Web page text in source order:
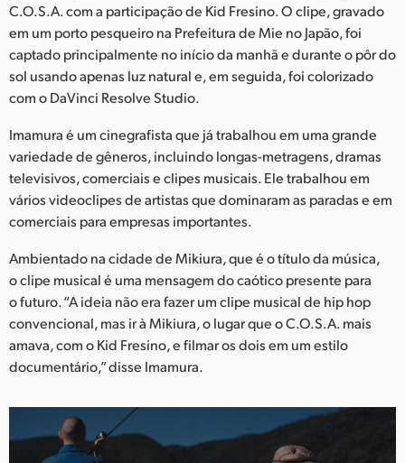
Japan
Korea
Mexico
Malaysia
Netherlands
New Zealand
Norway
Poland
Portugal
Singapore
South Africa
Spain
C.O.S.A. com a participação de Kid Fresino. O clipe, gravado
em um porto pesqueiro na Prefeitura de Mie no Japão, foi
captado principalmente no início da manhã e durante o pôr do
sol usando apenas luz natural e, em seguida, foi colorizado
com o DaVinci Resolve Studio.
Imamura é um cinegrafista que já trabalhou em uma grande
variedade de gêneros, incluindo longas-metragens, dramas
televisivos, comerciais e clipes musicais. Ele trabalhou em
vários videoclipes de artistas que dominaram as paradas e em
comerciais para empresas importantes.
Ambientado na cidade de Mikiura, que é o título da música,
o clipe musical é uma mensagem do caótico presente para
o futuro. “A ideia não era fazer um clipe musical de hip hop
convencional, mas ir à Mikiura, o lugar que o C.O.S.A. mais
amava, com o Kid Fresino, e filmar os dois em um estilo
documentário,” disse Imamura.